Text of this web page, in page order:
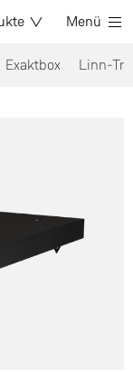
Menü
Exaktbox Linn-